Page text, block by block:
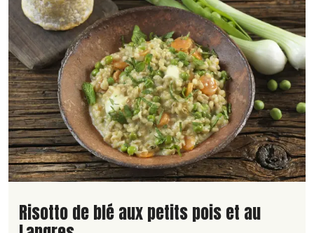
Lire la suite de la recette
Risotto de blé aux petits pois et au